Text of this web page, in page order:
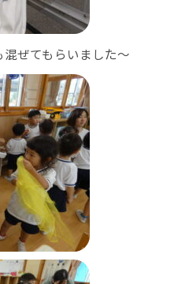
ぜてもらいました～